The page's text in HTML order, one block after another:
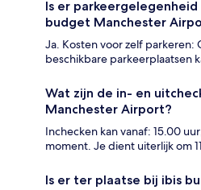
Is er
budget Manchester
Ja. Kosten voor zelf parkeren:
beschikbare parkeerplaatsen
Wat zijn de in- en
Manchester Airport?
Inchecken kan vanaf: 15.00
moment. Je dient uiterlijk om
Is er ter plaatse bij ibis